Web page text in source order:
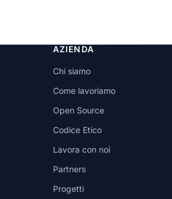
AZIENDA
Chi siamo
Come lavoriamo
Open Source
Codice Etico
Lavora con noi
Partners
Progetti